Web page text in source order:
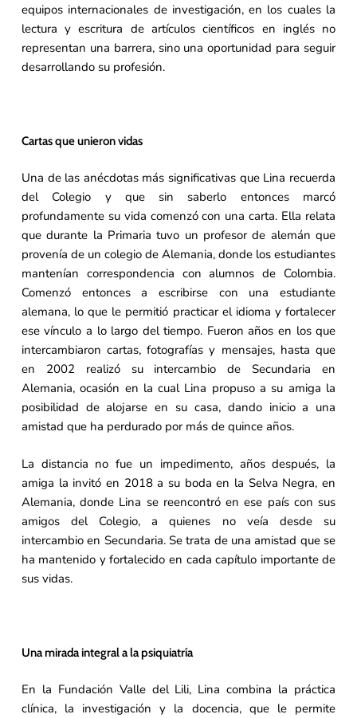
equipos internacionales de investigación, en los cuales la
lectura y escritura de artículos científicos en inglés no
representan una barrera, sino una oportunidad para seguir
desarrollando su profesión.
Cartas que unieron vidas
Una de las anécdotas más significativas que Lina recuerda
del Colegio y que sin saberlo entonces marcó
profundamente su vida comenzó con una carta. Ella relata
que durante la Primaria tuvo un profesor de alemán que
provenía de un colegio de Alemania, donde los estudiantes
mantenían correspondencia con alumnos de Colombia.
Comenzó entonces a escribirse con una estudiante
alemana, lo que le permitió practicar el idioma y fortalecer
ese vínculo a lo largo del tiempo. Fueron años en los que
intercambiaron cartas, fotografías y mensajes, hasta que
en 2002 realizó su intercambio de Secundaria en
Alemania, ocasión en la cual Lina propuso a su amiga la
posibilidad de alojarse en su casa, dando inicio a una
amistad que ha perdurado por más de quince años.
La distancia no fue un impedimento, años después, la
amiga la invitó en 2018 a su boda en la Selva Negra, en
Alemania, donde Lina se reencontró en ese país con sus
amigos del Colegio, a quienes no veía desde su
intercambio en Secundaria. Se trata de una amistad que se
ha mantenido y fortalecido en cada capítulo importante de
sus vidas.
Una mirada integral a la psiquiatría
En la Fundación Valle del Lili, Lina combina la práctica
clínica, la investigación y la docencia, que le permite